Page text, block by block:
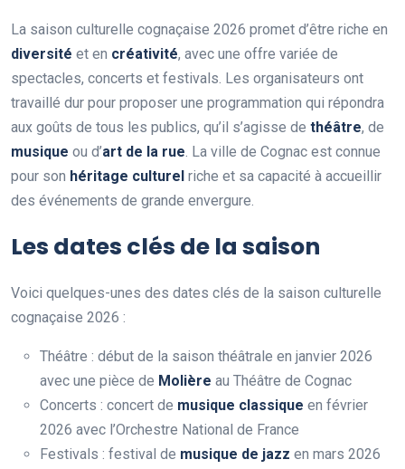
La saison culturelle cognaçaise 2026 promet d’être riche en
diversité et en créativité, avec une offre variée de
spectacles, concerts et festivals. Les organisateurs ont
travaillé dur pour proposer une programmation qui répondra
aux goûts de tous les publics, qu’il s’agisse de théâtre, de
musique ou d’art de la rue. La ville de Cognac est connue
pour son héritage culturel riche et sa capacité à accueillir
des événements de grande envergure.
Les dates clés de la saison
Voici quelques-unes des dates clés de la saison culturelle
cognaçaise 2026 :
Théâtre : début de la saison théâtrale en janvier 2026
avec une pièce de Molière au Théâtre de Cognac
Concerts : concert de musique classique en février
2026 avec l’Orchestre National de France
Festivals : festival de musique de jazz en mars 2026